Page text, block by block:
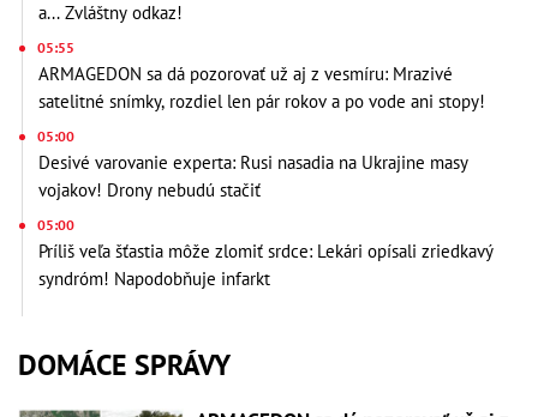
a... Zvláštny odkaz!
05:55
ARMAGEDON sa dá pozorovať už aj z vesmíru: Mrazivé
satelitné snímky, rozdiel len pár rokov a po vode ani stopy!
05:00
Desivé varovanie experta: Rusi nasadia na Ukrajine masy
vojakov! Drony nebudú stačiť
05:00
Príliš veľa šťastia môže zlomiť srdce: Lekári opísali zriedkavý
syndróm! Napodobňuje infarkt
DOMÁCE SPRÁVY